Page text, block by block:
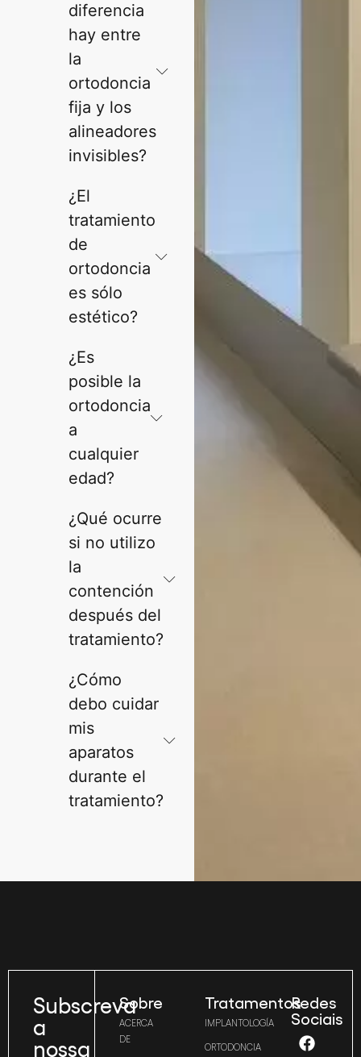
diferencia
hay entre
la
ortodoncia
fija y los
alineadores
invisibles?
¿El
tratamiento
de
ortodoncia
es sólo
estético?
¿Es
posible la
ortodoncia
a
cualquier
edad?
¿Qué ocurre
si no utilizo
la
contención
después del
tratamiento?
¿Cómo
debo cuidar
mis
aparatos
durante el
tratamiento?
Subscreva
a
nossa
Sobre
ACERCA
DE
Tratamentos
IMPLANTOLOGÍA
ORTODONCIA
Redes
Sociais